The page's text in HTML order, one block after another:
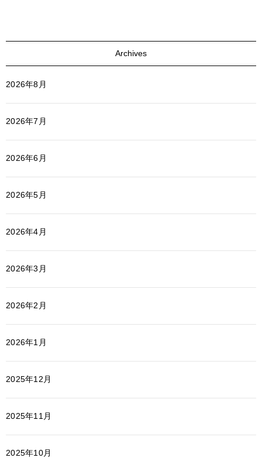
Archives
2026年8月
2026年7月
2026年6月
2026年5月
2026年4月
2026年3月
2026年2月
2026年1月
2025年12月
2025年11月
2025年10月